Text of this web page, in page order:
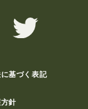
基づく表記
針